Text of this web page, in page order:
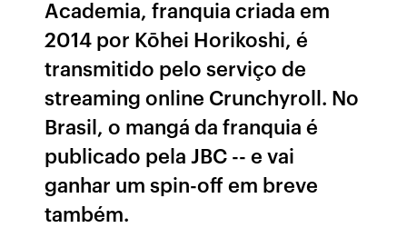
Academia, franquia criada em
2014 por Kōhei Horikoshi, é
transmitido pelo serviço de
streaming online Crunchyroll. No
Brasil, o mangá da franquia é
publicado pela JBC -- e vai
ganhar um spin-off em breve
também.